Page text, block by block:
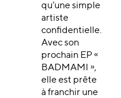
qu’une simple
artiste
confidentielle.
Avec son
prochain EP «
BADMAMI »,
elle est prête
à franchir une